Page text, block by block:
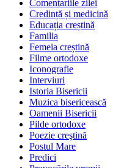
Comentariile zilei
Credință și medicină
Educația creștină
Familia
Femeia creștină
Filme ortodoxe
Iconografie
Interviuri
Istoria Bisericii
Muzica bisericească
Oamenii Bisericii
Pilde ortodoxe
Poezie creştină
Postul Mare
Predici